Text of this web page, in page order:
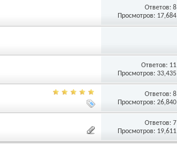
Ответов:8
Просмотров: 17,684
Ответов: 11
Просмотров: 33,435
Ответов:8
Просмотров: 26,840
Ответов:7
Просмотров: 19,611